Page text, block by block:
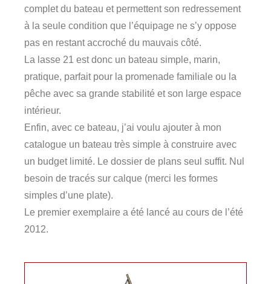
complet du bateau et permettent son redressement
à la seule condition que l’équipage ne s’y oppose
pas en restant accroché du mauvais côté.
La lasse 21 est donc un bateau simple, marin,
pratique, parfait pour la promenade familiale ou la
pêche avec sa grande stabilité et son large espace
intérieur.
Enfin, avec ce bateau, j’ai voulu ajouter à mon
catalogue un bateau très simple à construire avec
un budget limité. Le dossier de plans seul suffit. Nul
besoin de tracés sur calque (merci les formes
simples d’une plate).
Le premier exemplaire a été lancé au cours de l’été
2012.